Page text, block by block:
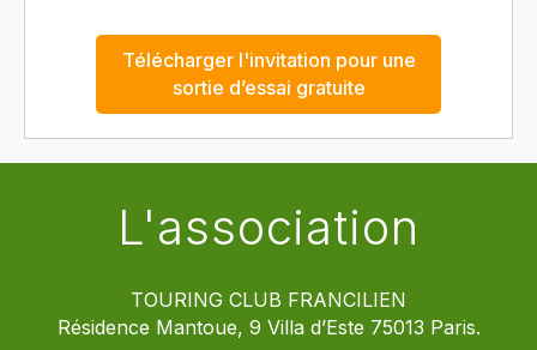
Télécharger l'invitation pour une
sortie d’essai gratuite
L'association
TOURING CLUB FRANCILIEN
Résidence Mantoue, 9 Villa d’Este 75013 Paris.